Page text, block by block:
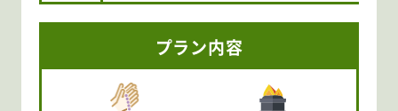
プラン内容